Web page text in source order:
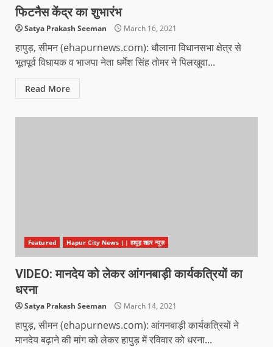
फिटनैस केंद्र का शुभारंभ
Satya Prakash Seeman March 16, 2021
हापुड़, सीमन (ehapurnews.com): धौलाना विधानसभा क्षेत्र से
भूतपूर्व विधायक व भाजपा नेता धर्मेश सिंह तोमर ने पिलखुवा...
Read More
Featured Hapur City News || हापुड़ शहर न्यूज़
VIDEO: मानदेय को लेकर आंगनबाड़ी कार्यकत्रियों का
धरना
Satya Prakash Seeman March 14, 2021
हापुड़, सीमन (ehapurnews.com): आंगनबाड़ी कार्यकत्रियों ने
मानदेय बढ़ाने की मांग को लेकर हापुड़ में रविवार को धरना...